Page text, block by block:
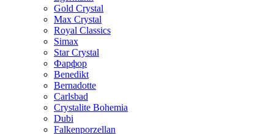
Gold Crystal
Max Crystal
Royal Classics
Simax
Star Crystal
Фарфор
Benedikt
Bernadotte
Carlsbad
Crystalite Bohemia
Dubi
Falkenporzellan